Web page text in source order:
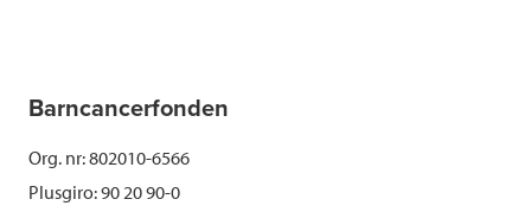
Barncancerfonden
Org. nr: 802010-6566
Plusgiro: 90 20 90-0